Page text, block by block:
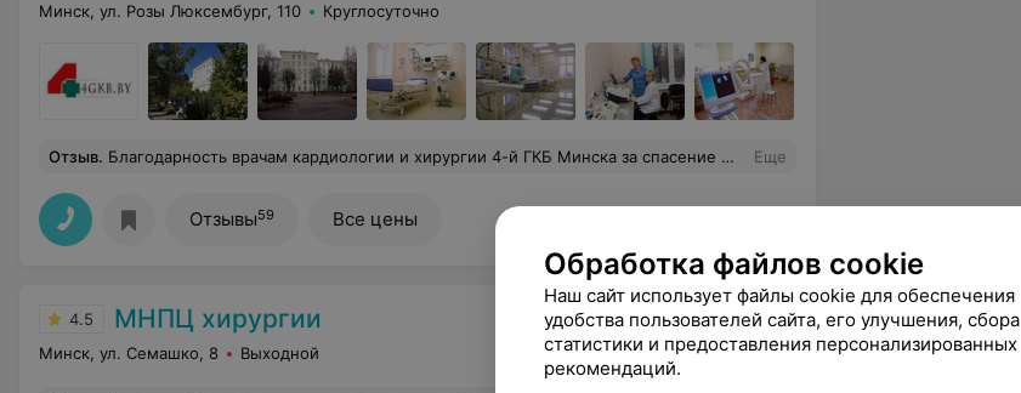
Минск, ул. Розы Люксембург, 110 Круглосуточно
Отзыв. Благодарность врачам кардиологии и хирургии 4-й ГКБ Минска за спасение жизни! Выражаю глубокую благодарность персоналу 4-й больницы за спасение моей жизни и высочайший профессионализм! С 15.06 по 01.07.2026 г. лечилась в инфарктном отделении (палата 603, ИБ №14876). Низкий поклон и огромная признательность: •Заведующей отделением Козич И.А. •Кардиологу, д.м.н. Н.Л. •Лечащим врачам Пригодиной Т.А. и кардиологу М.В. •Бригаде ангиографии за безупречную коронарографию 24.06.26: оператору И.Ш., операционным сестрам О.С., О.А., анастезисту Т.А., Р-лаборанту Е.В., ассистенту О.И. •Заведующей функциональной диагностикой Т.И. и её персоналу. Спасибо всем медсестрам и санитарочкам за круглосуточную заботу и поддержку. Ваша слаженная работа вернула мне здоровье! Желаю всему коллективу больницы крепкого здоровья и благополучия! С уважением, Наталья Петровна Афанасьева. Еще
Отзывы59 Все цены
4.5 МНПЦ хирургии
Минск, ул. Семашко, 8 Выходной
Обработка файлов cookie
Наш сайт использует файлы cookie для обеспечения
удобства пользователей сайта, его улучшения, сбора
статистики и предоставления персонализированных
рекомендаций.